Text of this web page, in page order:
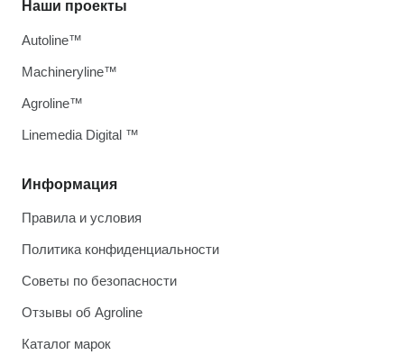
Информация
Правила и условия
Политика конфиденциальности
Советы по безопасности
Отзывы об Agroline
Каталог марок
Наши проекты
Autoline™
Machineryline™
Agroline™
Linemedia Digital ™